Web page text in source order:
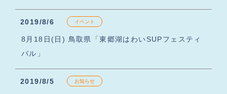
2019/8/6 イベント
8月18日(日) 鳥取県「東郷湖はわいSUPフェスティ
バル」
2019/8/5 お知らせ